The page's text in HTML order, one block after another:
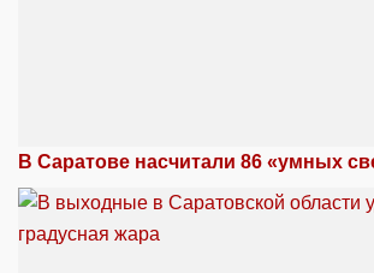
В Саратове насчитали 86 «умных